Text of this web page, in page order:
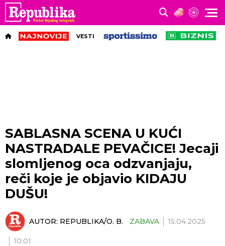
VESTI
SABLASNA SCENA U KUĆI
NASTRADALE PEVAČICE! Jecaji
slomljenog oca odzvanjaju,
reči koje je objavio KIDAJU
DUŠU!
AUTOR: REPUBLIKA/O. B. ZABAVA 15.04.2025
10:01